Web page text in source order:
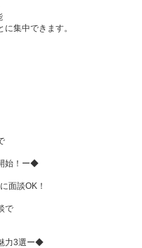
集中できます。
始！ー◆
面談OK！
で
力3選ー◆